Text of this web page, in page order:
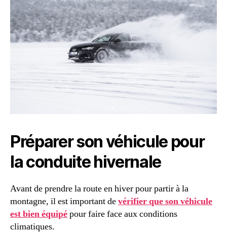
Préparer son véhicule pour
la conduite hivernale
Avant de prendre la route en hiver pour partir à la
montagne, il est important devérifier que son véhicule
est bien équipépour faire face aux conditions
climatiques.